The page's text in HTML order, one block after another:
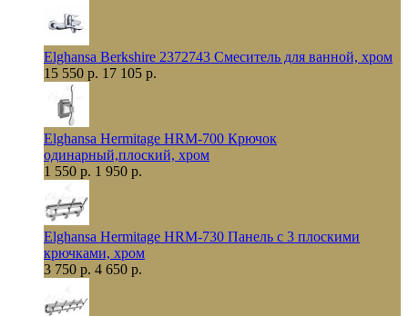
Elghansa Berkshire 2372743 Смеситель для ванной, хром
15 550 р. 17 105 р.
Elghansa Hermitage HRM-700 Крючок
одинарный,плоский, хром
1 550 р. 1 950 р.
Elghansa Hermitage HRM-730 Панель с 3 плоскими
крючками, хром
3 750 р. 4 650 р.